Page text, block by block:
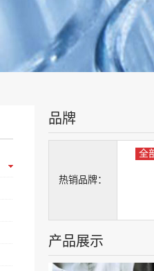
品牌
热销品牌：
全
产品展示